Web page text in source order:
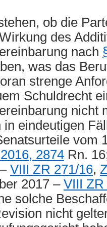
ob die
des
nach
was das
strenge
Schuldrecht
nicht
in eindeutigen
vom
2874 Rn.
VIII ZR 271/16,
2017 – VIII ZR
solche
nicht